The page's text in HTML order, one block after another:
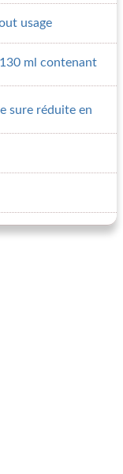
usage
ml contenant
sure réduite en